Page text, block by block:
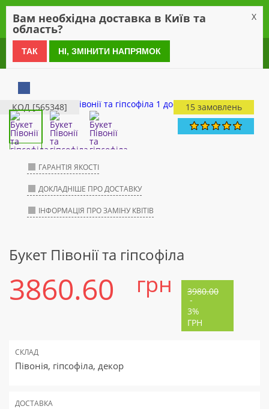
0 800 21 54 55
КОД [565348] 15 замовлень
ГАРАНТІЯ ЯКОСТІ
ДОКЛАДНІШЕ ПРО ДОСТАВКУ
ІНФОРМАЦІЯ ПРО ЗАМІНУ КВІТІВ
Букет Півонії та гіпсофіла
3860.60 грн 3980.00
-
3%
ГРН
СКЛАД
Півонія, гіпсофіла, декор
ДОСТАВКА
Вам необхідна доставка в Київ та
область?
X
ТАК НІ, ЗМІНИТИ НАПРЯМОК